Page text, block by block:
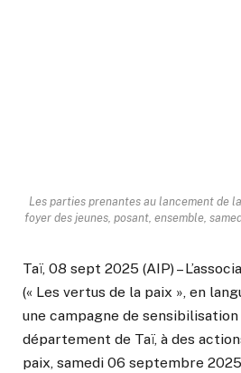
Les parties prenantes au lancement de
foyer des jeunes, posant, ensemble,
Taï, 08 sept 2025 (AIP) –
(« Les vertus de la paix », en
une campagne de
département de Taï, à des
paix, samedi 06 septembre